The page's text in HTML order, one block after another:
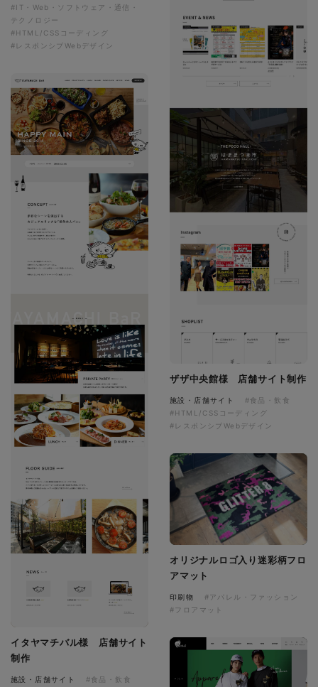
#IT・Web・ソフトウェア・通信・
テクノロジー
#HTML/CSSコーディング
#レスポンシブWebデザイン
ザザ中央館様 店舗サイト制作
施設・店舗サイト
#食品・飲食
#HTML/CSSコーディング
#レスポンシブWebデザイン
イタヤマチバル様 店舗サイト
制作
施設・店舗サイト
#食品・飲食
オリジナルロゴ入り迷彩柄フロ
アマット
印刷物
#アパレル・ファッション
#フロアマット